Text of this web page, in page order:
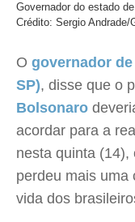
Governador do estado
Crédito: Sergio Andrade/
O governador
SP), disse que o
Bolsonaro
acordar para a
nesta quinta
perdeu mais uma
vida dos